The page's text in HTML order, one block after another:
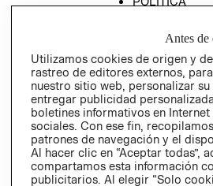
Antes de
Utilizamos cookies de origen y
rastreo de editores externos,
nuestro sitio web, personalizar
entregar publicidad
boletines informativos en
sociales. Con ese fin,
patrones de navegación y el
Al hacer clic en “Aceptar todas”,
compartamos esta información
publicitarios. Al elegir “Solo